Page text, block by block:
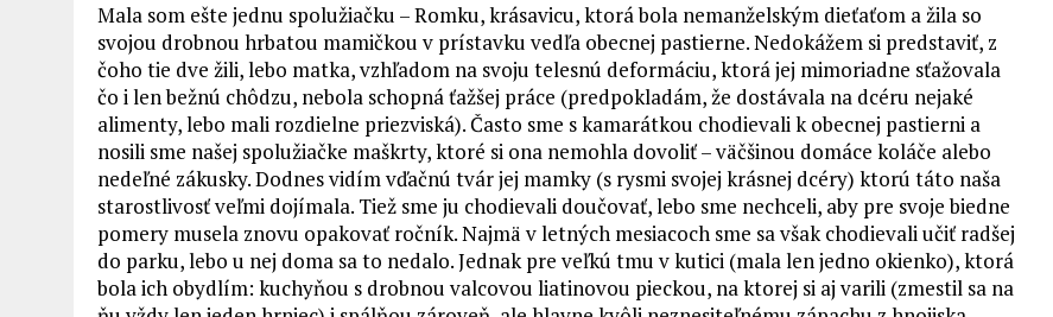
Mala som ešte jednu spolužiačku – Romku, krásavicu, ktorá bola nemanželským dieťaťom a žila so
svojou drobnou hrbatou mamičkou v prístavku vedľa obecnej pastierne. Nedokážem si predstaviť, z
čoho tie dve žili, lebo matka, vzhľadom na svoju telesnú deformáciu, ktorá jej mimoriadne sťažovala
čo i len bežnú chôdzu, nebola schopná ťažšej práce (predpokladám, že dostávala na dcéru nejaké
alimenty, lebo mali rozdielne priezviská). Často sme s kamarátkou chodievali k obecnej pastierni a
nosili sme našej spolužiačke maškrty, ktoré si ona nemohla dovoliť – väčšinou domáce koláče alebo
nedeľné zákusky. Dodnes vidím vďačnú tvár jej mamky (s rysmi svojej krásnej dcéry) ktorú táto naša
starostlivosť veľmi dojímala. Tiež sme ju chodievali doučovať, lebo sme nechceli, aby pre svoje biedne
pomery musela znovu opakovať ročník. Najmä v letných mesiacoch sme sa však chodievali učiť radšej
do parku, lebo u nej doma sa to nedalo. Jednak pre veľkú tmu v kutici (mala len jedno okienko), ktorá
bola ich obydlím: kuchyňou s drobnou valcovou liatinovou pieckou, na ktorej si aj varili (zmestil sa na